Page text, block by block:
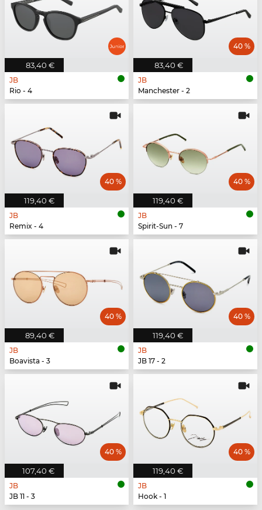
83,40 €
JB
Rio - 4
83,40 €
40 %
JB
Manchester - 2
119,40 €
40 %
JB
Remix - 4
119,40 €
40 %
JB
Spirit-Sun - 7
89,40 €
40 %
JB
Boavista - 3
119,40 €
40 %
JB
JB 17 - 2
107,40 €
40 %
JB
JB 11 - 3
119,40 €
40 %
JB
Hook - 1